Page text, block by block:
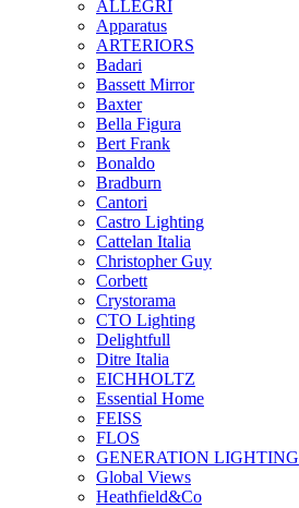
ALLEGRI
Apparatus
ARTERIORS
Badari
Bassett Mirror
Baxter
Bella Figura
Bert Frank
Bonaldo
Bradburn
Cantori
Castro Lighting
Cattelan Italia
Christopher Guy
Corbett
Crystorama
CTO Lighting
Delightfull
Ditre Italia
EICHHOLTZ
Essential Home
FEISS
FLOS
GENERATION LIGHTING
Global Views
Heathfield&Co